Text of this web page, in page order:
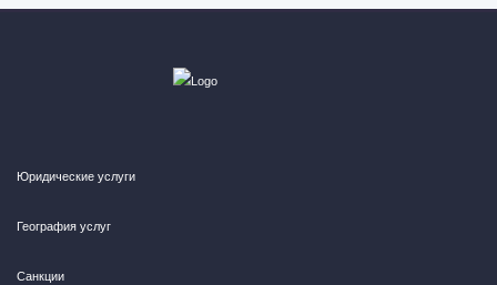
Юридические услуги
География услуг
Санкции